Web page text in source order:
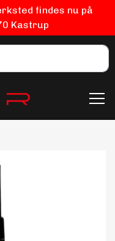
findes nu på
Kastrup